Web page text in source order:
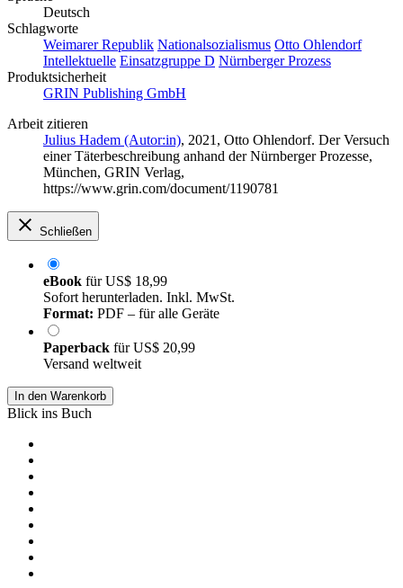
Deutsch
Schlagworte
Weimarer Republik Nationalsozialismus Otto Ohlendorf
Intellektuelle Einsatzgruppe D Nürnberger Prozess
Produktsicherheit
GRIN Publishing GmbH
Arbeit zitieren
Julius Hadem (Autor:in), 2021, Otto Ohlendorf. Der Versuch
einer Täterbeschreibung anhand der Nürnberger Prozesse,
München, GRIN Verlag,
https://www.grin.com/document/1190781
Schließen
eBook fürUS$ 18,99
Sofort herunterladen. Inkl. MwSt.
Format: PDF – für alle Geräte
Paperback fürUS$ 20,99
Versand weltweit
In den Warenkorb
Blick ins Buch